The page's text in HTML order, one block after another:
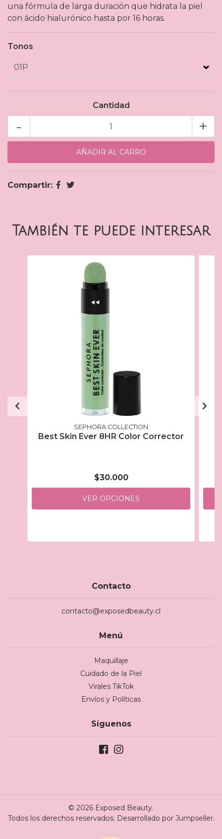
una fórmula de larga duración que hidrata la piel
con ácido hialurónico hasta por 16 horas.
Tonos
Cantidad
+
-
Compartir:
También te puede interesar
SEPHORA COLLECTION
Best Skin Ever 8HR Color Corrector
$30.000
VER OPCIONES
Contacto
contacto@exposedbeauty.cl
Menú
Maquillaje
Cuidado de la Piel
Virales TikTok
Envíos y Políticas
Síguenos
© 2026 Exposed Beauty.
Todos los derechos reservados. Desarrollado por Jumpseller.